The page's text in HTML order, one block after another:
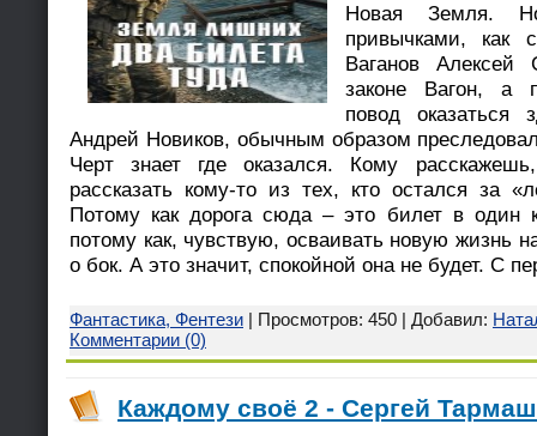
Новая Земля.
привычками, как
Ваганов
законе Вагон, а
повод
Андрей Новиков, обычным образом
Черт знает где оказался. Кому
рассказать кому-то из тех, кто остался за
Потому как дорога сюда – это билет в один
потому как, чувствую, осваивать новую жизнь
о бок. А это значит, спокойной она не будет. С
Фантастика, Фентези | Просмотров: 450 | Добавил:
Комментарии (0)
Каждому своё 2 - Сергей